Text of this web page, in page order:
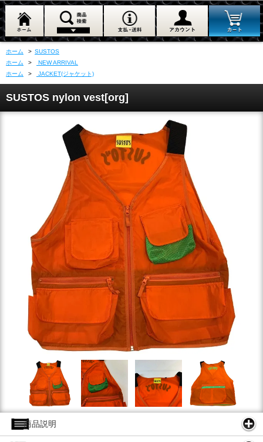
ホーム > SUSTOS
ホーム
>
NEW ARRIVAL
ホーム
> JACKET(ジャケット)
SUSTOS nylon vest[org]
商品説明